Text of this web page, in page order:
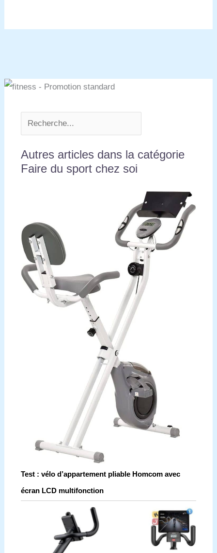
Autres articles dans la catégorie
Faire du sport chez soi
Test : vélo d’appartement pliable Homcom avec
écran LCD multifonction